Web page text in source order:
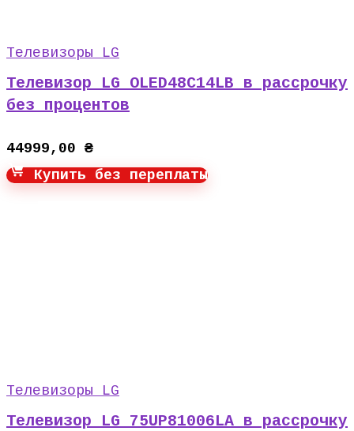
Телевизоры LG
Телевизор LG OLED48C14LB в рассрочку
без процентов
44999,00 ₴
Купить без переплаты
Телевизоры LG
Телевизор LG 75UP81006LA в рассрочку